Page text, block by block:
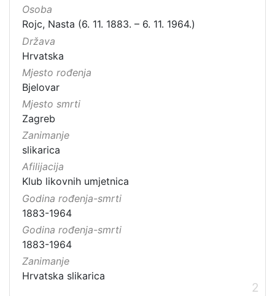
Osoba
Rojc, Nasta (6. 11. 1883. – 6. 11. 1964.)
Država
Hrvatska
Mjesto rođenja
Bjelovar
Mjesto smrti
Zagreb
Zanimanje
slikarica
Afilijacija
Klub likovnih umjetnica
Godina rođenja-smrti
1883-1964
Godina rođenja-smrti
1883-1964
Zanimanje
Hrvatska slikarica
2